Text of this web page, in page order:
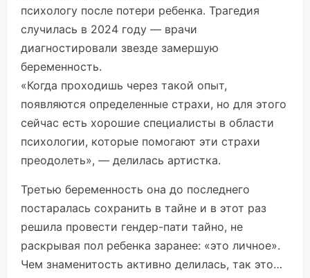
психологу после потери ребенка. Трагедия
случилась в 2024 году — врачи
диагностировали звезде замершую
беременность.
«Когда проходишь через такой опыт,
появляются определенные страхи, но для этого
сейчас есть хорошие специалисты в области
психологии, которые помогают эти страхи
преодолеть», — делилась артистка.
Третью беременность она до последнего
постаралась сохранить в тайне и в этот раз
решила провести гендер-пати тайно, не
раскрывая пол ребенка заранее: «это личное».
Чем знаменитость активно делилась, так это…